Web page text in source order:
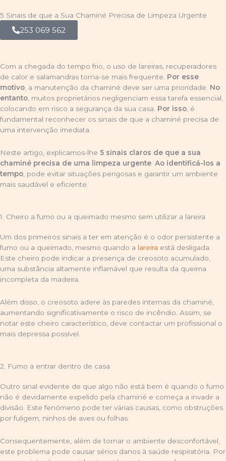
5 Sinais de que a Sua Chaminé Precisa de Limpeza Urgente
253 069 562
Com a chegada do tempo frio, o uso de lareiras, recuperadores
de calor e salamandras torna-se mais frequente. Por esse
motivo , a manutenção da chaminé deve ser uma prioridade. No
entanto , muitos proprietários negligenciam essa tarefa essencial,
colocando em risco a segurança da sua casa. Por isso , é
fundamental reconhecer os sinais de que a chaminé precisa de
uma intervenção imediata.
Neste artigo, explicamos-lhe 5 sinais claros de que a sua
chaminé precisa de uma limpeza urgente Ao identificá-los a
tempo , pode evitar situações perigosas e garantir um ambiente
mais saudável e eficiente.
1. Cheiro a fumo ou a queimado mesmo sem utilizar a lareira
Um dos primeiros sinais a ter em atenção é o odor persistente a
fumo ou a queimado, mesmo quando a lareira está desligada.
Este cheiro pode indicar a presença de creosoto acumulado,
uma substância altamente inflamável que resulta da queima
incompleta da madeira.
Além disso, o creosoto adere às paredes internas da chaminé,
aumentando significativamente o risco de incêndio. Assim, se
notar este cheiro característico, deve contactar um profissional o
mais depressa possível.
2. Fumo a entrar dentro de casa
Outro sinal evidente de que algo não está bem é quando o fumo
não é devidamente expelido pela chaminé e começa a invadir a
divisão. Este fenómeno pode ter várias causas, como obstruções
por fuligem, ninhos de aves ou folhas.
Consequentemente, além de tornar o ambiente desconfortável,
este problema pode causar sérios danos à saúde respiratória. Por